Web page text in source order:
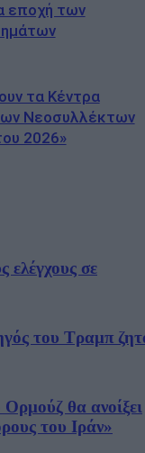
εποχή των
τα Κέντρα
Νεοσυλλέκτων
2026»
ελέγχους σε
του Τραμπ
θα ανοίξει
του Ιράν»